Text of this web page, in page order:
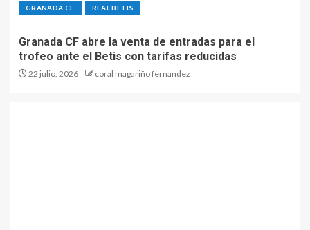
GRANADA CF REAL BETIS
Granada CF abre la venta de entradas para el
trofeo ante el Betis con tarifas reducidas
22 julio, 2026 coral magariño fernandez